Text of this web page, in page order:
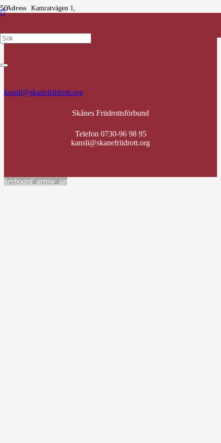
Adress
Kamratvägen 1,
kansli@skanefriidrott.org
Skånes Friidrottsförbund
Telefon 0730-96 98 95
kansli@skanefriidrott.org
keyboard_arrow_up